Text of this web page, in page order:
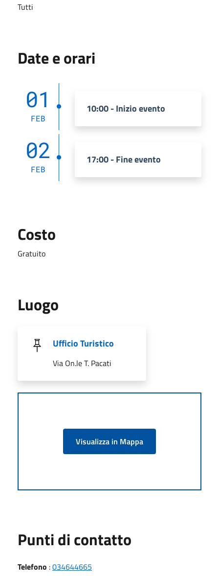
Tutti
Date e orari
01
FEB
10:00 - Inizio evento
02
FEB
17:00 - Fine evento
Costo
Gratuito
Luogo
Ufficio Turistico
Via On.le T. Pacati
Visualizza in Mappa
Punti di contatto
Telefono :034644665